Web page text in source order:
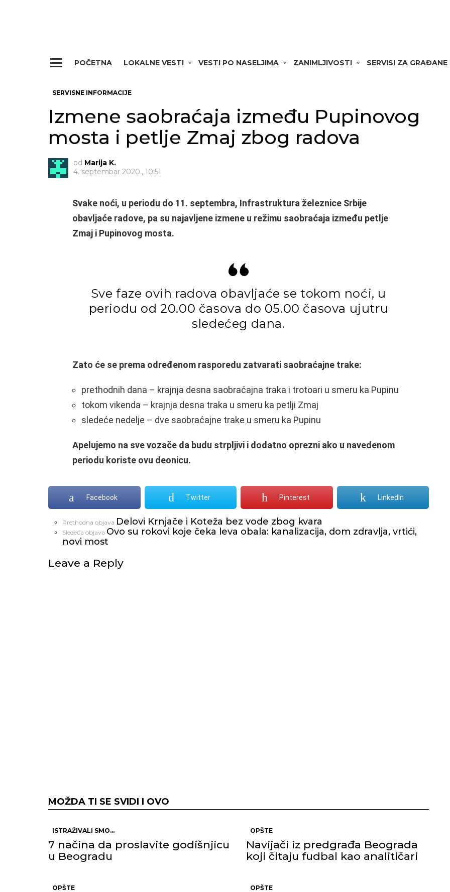
POČETNA LOKALNE VESTI VESTI PO NASELJIMA ZANIMLJIVOSTI SERVISI ZA GRAĐANE
SERVISNE INFORMACIJE
Izmene saobraćaja između Pupinovog
mosta i petlje Zmaj zbog radova
od Marija K.
4. septembar 2020., 10:51
Svake noći, u periodu do 11. septembra, Infrastruktura železnice Srbije
obavljaće radove, pa su najavljene izmene u režimu saobraćaja između petlje
Zmaj i Pupinovog mosta.
Sve faze ovih radova obavljaće se tokom noći, u
periodu od 20.00 časova do 05.00 časova ujutru
sledećeg dana.
Zato će se prema određenom rasporedu zatvarati saobraćajne trake:
prethodnih dana – krajnja desna saobraćajna traka i trotoari u smeru ka Pupinu
tokom vikenda – krajnja desna traka u smeru ka petlji Zmaj
sledeće nedelje – dve saobraćajne trake u smeru ka Pupinu
Apelujemo na sve vozače da budu strpljivi i dodatno oprezni ako u navedenom
periodu koriste ovu deonicu.
Facebook Twitter Pinterest LinkedIn
Vidi
još
Prethodna objava Delovi Krnjače i Koteža bez vode zbog kvara
Sledeća objava Ovo su rokovi koje čeka leva obala: kanalizacija, dom zdravlja, vrtići,
novi most
Leave a Reply
MOŽDA TI SE SVIDI I OVO
ISTRAŽIVALI SMO...
7 načina da proslavite godišnjicu
u Beogradu
OPŠTE
Navijači iz predgrađa Beograda
koji čitaju fudbal kao analitičari
OPŠTE OPŠTE